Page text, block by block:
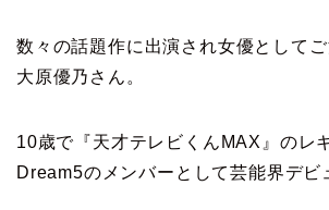
数々の話題作に出演され女優として
大原優乃さん。
10歳で『天才テレビくんMAX』のレ
Dream5のメンバーとして芸能界デビ